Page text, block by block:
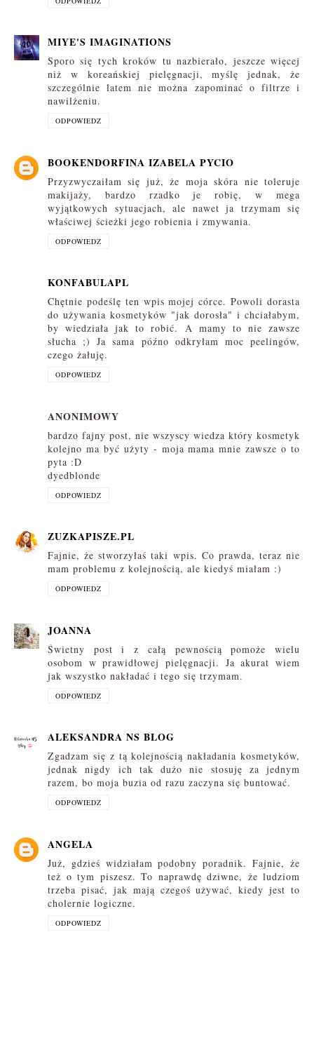
MIYE'S IMAGINATIONS
Sporo się tych kroków tu nazbierało, jeszcze więcej
niż w koreańskiej pielęgnacji, myślę jednak, że
szczególnie latem nie można zapominać o filtrze i
nawilżeniu.
ODPOWIEDZ
BOOKENDORFINA IZABELA PYCIO
Przyzwyczaiłam się już, że moja skóra nie toleruje
makijaży, bardzo rzadko je robię, w mega
wyjątkowych sytuacjach, ale nawet ja trzymam się
właściwej ścieżki jego robienia i zmywania.
ODPOWIEDZ
KONFABULAPL
Chętnie podeślę ten wpis mojej córce. Powoli dorasta
do używania kosmetyków "jak dorosła" i chciałabym,
by wiedziała jak to robić. A mamy to nie zawsze
słucha ;) Ja sama późno odkryłam moc peelingów,
czego żałuję.
ODPOWIEDZ
ANONIMOWY
bardzo fajny post, nie wszyscy wiedza który kosmetyk
kolejno ma być użyty - moja mama mnie zawsze o to
pyta :D
dyedblonde
ODPOWIEDZ
ZUZKAPISZE.PL
Fajnie, że stworzyłaś taki wpis. Co prawda, teraz nie
mam problemu z kolejnością, ale kiedyś miałam :)
ODPOWIEDZ
JOANNA
Świetny post i z całą pewnością pomoże wielu
osobom w prawidłowej pielęgnacji. Ja akurat wiem
jak wszystko nakładać i tego się trzymam.
ODPOWIEDZ
ALEKSANDRA NS BLOG
Zgadzam się z tą kolejnością nakładania kosmetyków,
jednak nigdy ich tak dużo nie stosuję za jednym
razem, bo moja buzia od razu zaczyna się buntować.
ODPOWIEDZ
ANGELA
Już, gdzieś widziałam podobny poradnik. Fajnie, że
też o tym piszesz. To naprawdę dziwne, że ludziom
trzeba pisać, jak mają czegoś używać, kiedy jest to
cholernie logiczne.
ODPOWIEDZ